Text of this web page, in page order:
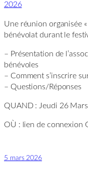
2026
Une réunion organisée
bénévolat durant le
– Présentation de
bénévoles
– Comment s’inscrire
– Questions/Réponses
QUAND : Jeudi 26
OÙ : lien de connexion
5 mars 2026